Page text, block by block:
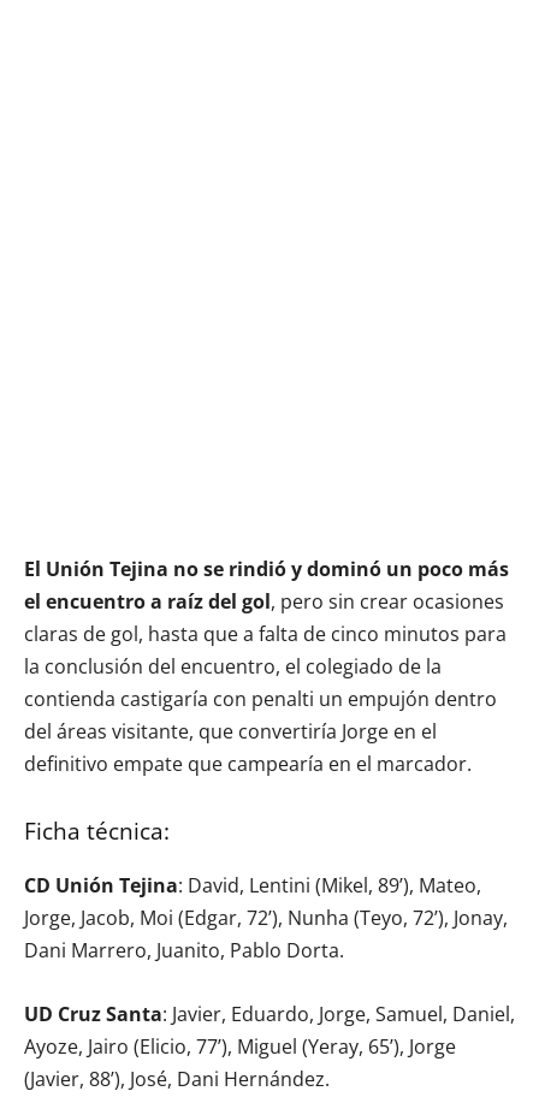
El Unión Tejina no se rindió y dominó un poco más
el encuentro a raíz del gol, pero sin crear ocasiones
claras de gol, hasta que a falta de cinco minutos para
la conclusión del encuentro, el colegiado de la
contienda castigaría con penalti un empujón dentro
del áreas visitante, que convertiría Jorge en el
definitivo empate que campearía en el marcador.
Ficha técnica:
CD Unión Tejina: David, Lentini (Mikel, 89’), Mateo,
Jorge, Jacob, Moi (Edgar, 72’), Nunha (Teyo, 72’), Jonay,
Dani Marrero, Juanito, Pablo Dorta.
UD Cruz Santa: Javier, Eduardo, Jorge, Samuel, Daniel,
Ayoze, Jairo (Elicio, 77’), Miguel (Yeray, 65’), Jorge
(Javier, 88’), José, Dani Hernández.